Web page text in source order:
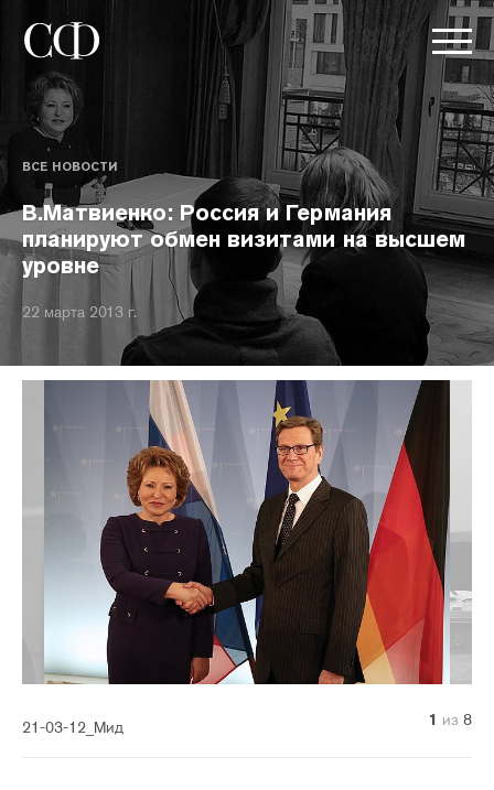
ВСЕ НОВОСТИ
В.Матвиенко: Россия и Германия
планируют обмен визитами на высшем
уровне
22 марта 2013 г.
21-03-12_Мид 1 из 8
2 из 8
3 из 8
4 из 8
5 из 8
6 из 8
7 из 8
8 из 8